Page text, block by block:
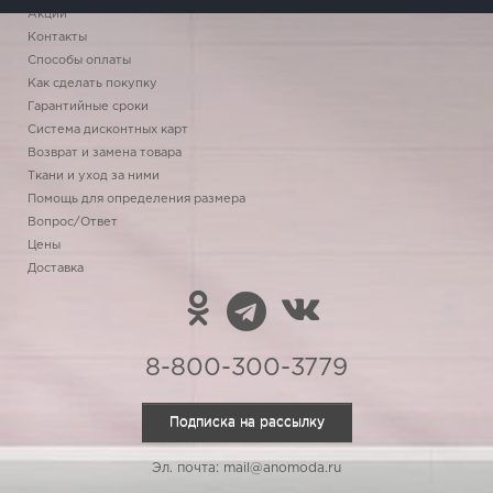
Акции
Контакты
Способы оплаты
Как сделать покупку
Гарантийные сроки
Система дисконтных карт
Возврат и замена товара
Ткани и уход за ними
Помощь для определения размера
Вопрос/Ответ
Цены
Доставка
8-800-300-3779
Подписка на рассылку
Эл. почта: mail@anomoda.ru